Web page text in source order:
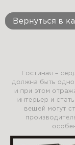
Вернуться в
Гостиная –
должна быть
и при этом
интерьер и
вещей могут